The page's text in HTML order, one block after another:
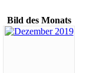
Bild des Monats